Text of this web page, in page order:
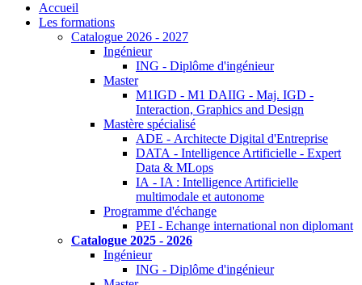
Accueil
Les formations
Catalogue 2026 - 2027
Ingénieur
ING - Diplôme d'ingénieur
Master
M1IGD - M1 DAIIG - Maj. IGD -
Interaction, Graphics and Design
Mastère spécialisé
ADE - Architecte Digital d'Entreprise
DATA - Intelligence Artificielle - Expert
Data & MLops
IA - IA : Intelligence Artificielle
multimodale et autonome
Programme d'échange
PEI - Echange international non diplomant
Catalogue 2025 - 2026
Ingénieur
ING - Diplôme d'ingénieur